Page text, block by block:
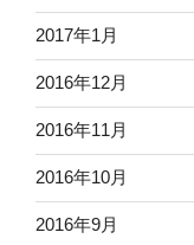
2017年1月
2016年12月
2016年11月
2016年10月
2016年9月